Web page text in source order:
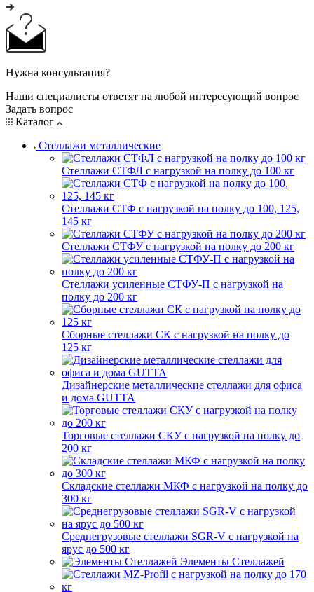
Нужна консультация?
Наши специалисты ответят на любой интересующий вопрос
Задать вопрос
Каталог
Стеллажи металлические
Стеллажи СТФЛ с нагрузкой на полку до 100 кг
Стеллажи СТФ с нагрузкой на полку до 100, 125,
145 кг
Стеллажи СТФУ с нагрузкой на полку до 200 кг
Стеллажи усиленные СТФУ-П с нагрузкой на
полку до 200 кг
Сборные стеллажи СК с нагрузкой на полку до
125 кг
Дизайнерские металлические стеллажи для офиса
и дома GUTTA
Торговые стеллажи СКУ с нагрузкой на полку до
200 кг
Складские стеллажи МКФ с нагрузкой на полку до
300 кг
Среднегрузовые стеллажи SGR-V с нагрузкой на
ярус до 500 кг
Элементы Стеллажей